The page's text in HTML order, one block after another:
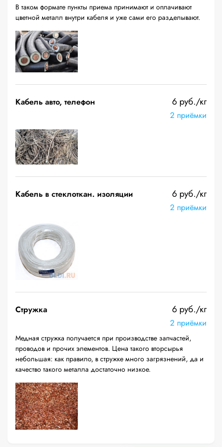
В таком формате пункты приема принимают и оплачивают
цветной металл внутри кабеля и уже сами его разделывают.
Кабель авто, телефон 6 руб./кг
2 приёмки
Кабель в стеклоткан. изоляции 6 руб./кг
2 приёмки
Стружка 6 руб./кг
2 приёмки
Медная стружка получается при производстве запчастей,
проводов и прочих элементов. Цена такого вторсырья
небольшая: как правило, в стружке много загрязнений, да и
качество такого металла достаточно низкое.